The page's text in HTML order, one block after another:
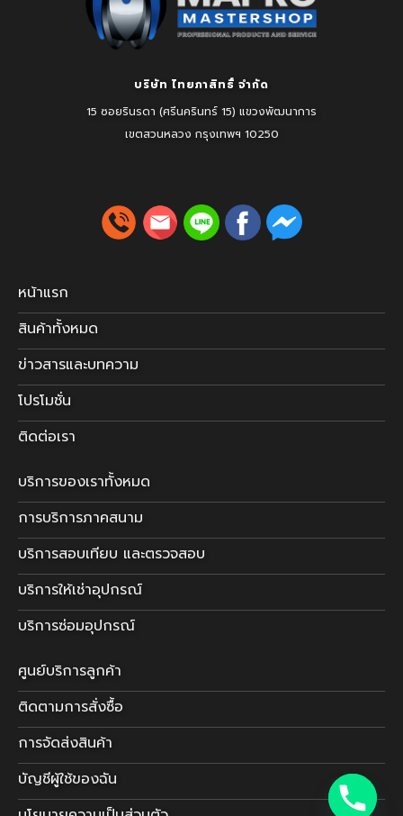
บริษัท ไทยภาสิทธิ์ จำกัด
15 ซอยรินรดา (ศรีนครินทร์ 15) แขวงพัฒนาการ
เขตสวนหลวง กรุงเทพฯ 10250
หน้าแรก
สินค้าทั้งหมด
ข่าวสารและบทความ
โปรโมชั่น
ติดต่อเรา
บริการของเราทั้งหมด
การบริการภาคสนาม
บริการสอบเทียบ และตรวจสอบ
บริการให้เช่าอุปกรณ์
บริการซ่อมอุปกรณ์
ศูนย์บริการลูกค้า
ติดตามการสั่งซื้อ
การจัดส่งสินค้า
บัญชีผู้ใช้ของฉัน